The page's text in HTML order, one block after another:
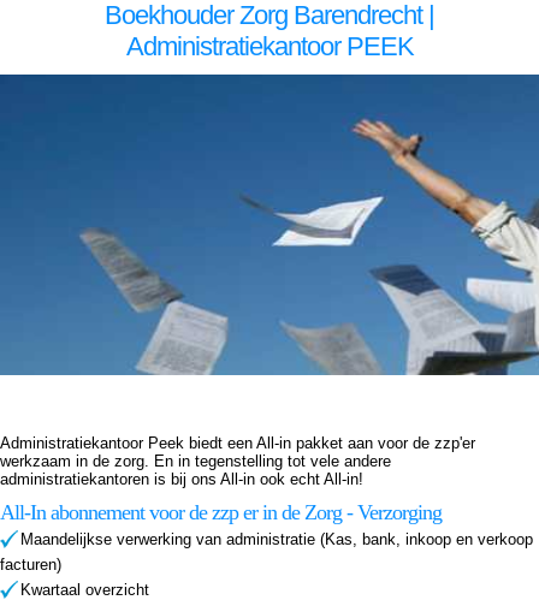
Boekhouder Zorg Barendrecht |
Administratiekantoor PEEK
Administratiekantoor Peek biedt een All-in pakket aan voor de zzp'er
werkzaam in de zorg. En in tegenstelling tot vele andere
administratiekantoren is bij ons All-in ook echt All-in!
All-In abonnement voor de zzp er in de Zorg - Verzorging
Maandelijkse verwerking van administratie (Kas, bank, inkoop en verkoop
facturen)
Kwartaal overzicht